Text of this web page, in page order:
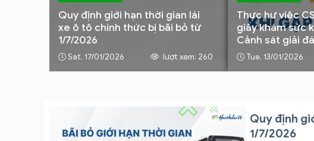
Quy định giới hạn thời gian lái
xe ô tô chính thức bị bãi bỏ từ
1/7/2026
Sat, 17/01/2026 lượt xem: 260
Thực hư việc
giấy khám sức
Cảnh sát giải
Tue, 13/01/2026
Quy định
1/7/2026